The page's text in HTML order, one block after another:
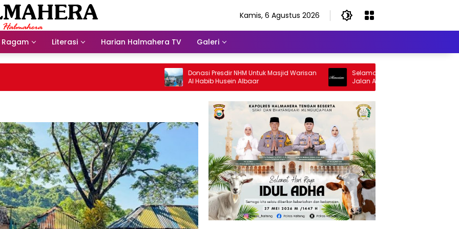
Kamis, 6 Agustus 2026
Ragam Literasi Harian Halmahera TV Galeri
Donasi Presdir NHM Untuk Masjid Warisan
Al Habib Husein Albaar
Selamat Jalan Sang Inspirator, Selamat
Jalan Abangku Yuslam Idris